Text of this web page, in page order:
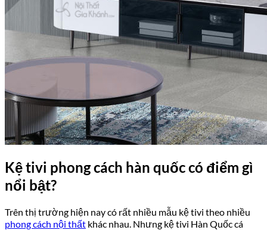
Kệ tivi phong cách hàn quốc có điểm gì
nổi bật?
Trên thị trường hiện nay có rất nhiều mẫu kệ tivi theo nhiều
phong cách nội thất khác nhau. Nhưng kệ tivi Hàn Quốc cá